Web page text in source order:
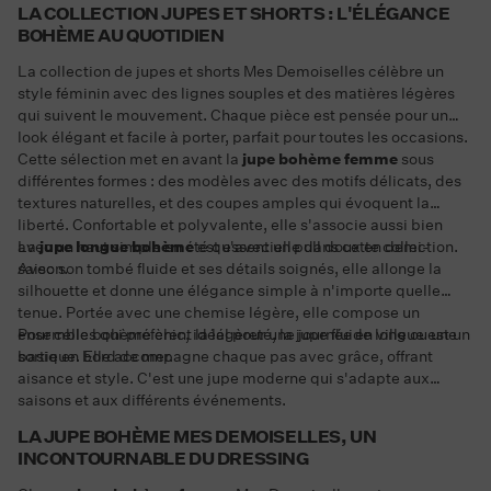
LA COLLECTION JUPES ET SHORTS : L'ÉLÉGANCE
BOHÈME AU QUOTIDIEN
La collection de jupes et shorts Mes Demoiselles célèbre un
style féminin avec des lignes souples et des matières légères
qui suivent le mouvement. Chaque pièce est pensée pour un
look élégant et facile à porter, parfait pour toutes les occasions.
Cette sélection met en avant la jupe bohème femme sous
différentes formes : des modèles avec des motifs délicats, des
textures naturelles, et des coupes amples qui évoquent la
liberté. Confortable et polyvalente, elle s'associe aussi bien
avec un haut simple en été qu'avec un pull doux en demi-
saison.
La jupe longue bohèmeest essentielle dans cette collection.
Avec son tombé fluide et ses détails soignés, elle allonge la
silhouette et donne une élégance simple à n'importe quelle
tenue. Portée avec une chemise légère, elle compose un
ensemble bohème chic, idéal pour une journée en ville ou une
sortie en bord de mer.
Pour celles qui préfèrent la légèreté, la jupe fluide longue est un
basique. Elle accompagne chaque pas avec grâce, offrant
aisance et style. C'est une jupe moderne qui s'adapte aux
saisons et aux différents événements.
LA JUPE BOHÈME MES DEMOISELLES, UN
INCONTOURNABLE DU DRESSING